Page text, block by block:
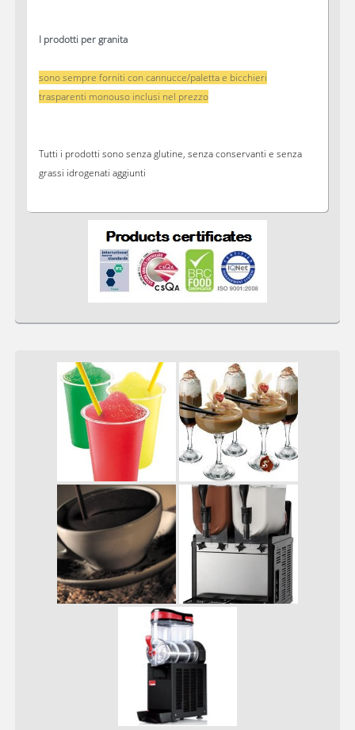
I prodotti per granita
sono sempre forniti con cannucce/paletta e bicchieri
trasparenti monouso inclusi nel prezzo
Tutti i prodotti sono senza glutine, senza conservanti e senza
grassi idrogenati aggiunti